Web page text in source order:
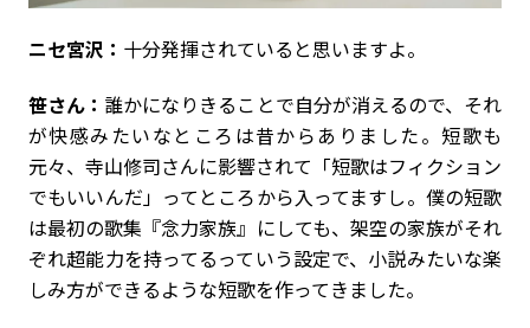
ニセ宮沢： 十分発揮されていると思いますよ。
笹さん： 誰かになりきることで自分が消えるので、それ
が快感みたいなところは昔からありました。短歌も
元々、寺山修司さんに影響されて「短歌はフィクション
でもいいんだ」ってところから入ってますし。僕の短歌
は最初の歌集『念力家族』にしても、架空の家族がそれ
ぞれ超能力を持ってるっていう設定で、小説みたいな楽
しみ方ができるような短歌を作ってきました。